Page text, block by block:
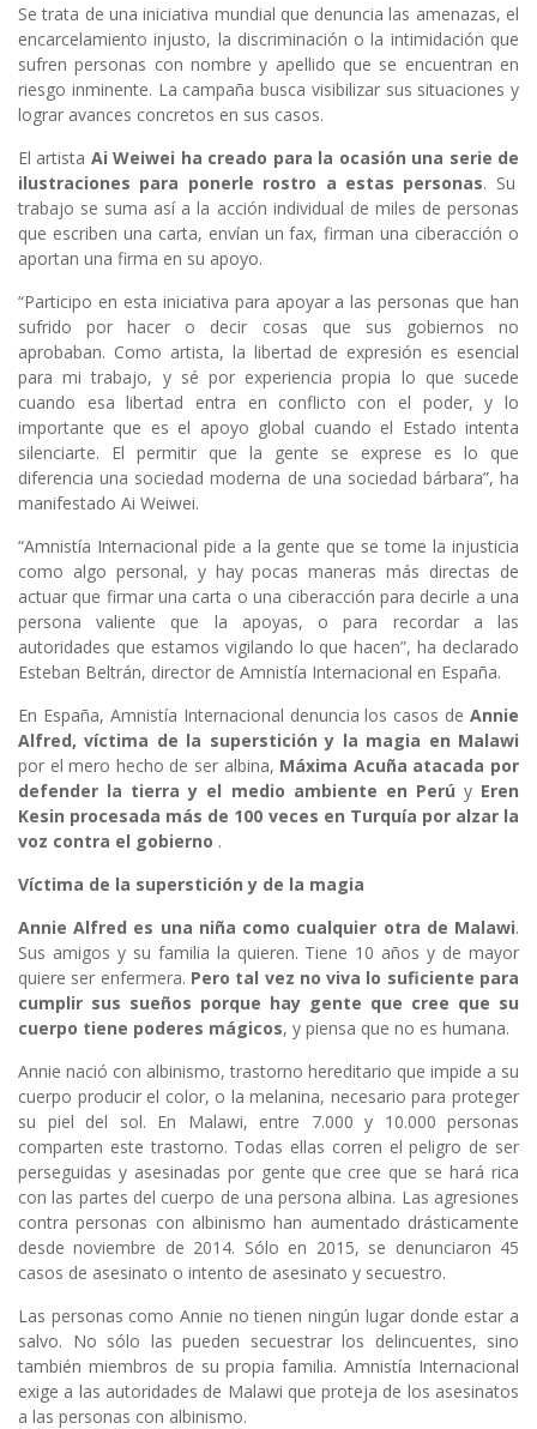
Se trata de una iniciativa mundial que denuncia las amenazas, el
encarcelamiento injusto, la discriminación o la intimidación que
sufren personas con nombre y apellido que se encuentran en
riesgo inminente. La campaña busca visibilizar sus situaciones y
lograr avances concretos en sus casos.
El artista Ai Weiwei ha creado para la ocasión una serie de
ilustraciones para ponerle rostro a estas personas. Su
trabajo se suma así a la acción individual de miles de personas
que escriben una carta, envían un fax, firman una ciberacción o
aportan una firma en su apoyo.
“Participo en esta iniciativa para apoyar a las personas que han
sufrido por hacer o decir cosas que sus gobiernos no
aprobaban. Como artista, la libertad de expresión es esencial
para mi trabajo, y sé por experiencia propia lo que sucede
cuando esa libertad entra en conflicto con el poder, y lo
importante que es el apoyo global cuando el Estado intenta
silenciarte. El permitir que la gente se exprese es lo que
diferencia una sociedad moderna de una sociedad bárbara”, ha
manifestado Ai Weiwei.
“Amnistía Internacional pide a la gente que se tome la injusticia
como algo personal, y hay pocas maneras más directas de
actuar que firmar una carta o una ciberacción para decirle a una
persona valiente que la apoyas, o para recordar a las
autoridades que estamos vigilando lo que hacen”, ha declarado
Esteban Beltrán, director de Amnistía Internacional en España.
En España, Amnistía Internacional denuncia los casos de Annie
Alfred,víctima de la superstición y la magia en Malawi
por el mero hecho de ser albina, Máxima Acuña atacada por
defender la tierra y el medio ambiente en Perú y Eren
Kesin procesada más de 100 veces en Turquía por alzar la
voz contra el gobierno .
Víctima de la superstición y de la magia
Annie Alfred es una niña como cualquier otra de Malawi.
Sus amigos y su familia la quieren. Tiene 10 años y de mayor
quiere ser enfermera. Pero tal vez no viva lo suficiente para
cumplir sus sueños porque hay gente que cree que su
cuerpo tiene poderes mágicos, y piensa que no es humana.
Annie nació con albinismo, trastorno hereditario que impide a su
cuerpo producir el color, o la melanina, necesario para proteger
su piel del sol. En Malawi, entre 7.000 y 10.000 personas
comparten este trastorno. Todas ellas corren el peligro de ser
perseguidas y asesinadas por gente que cree que se hará rica
con las partes del cuerpo de una persona albina. Las agresiones
contra personas con albinismo han aumentado drásticamente
desde noviembre de 2014. Sólo en 2015, se denunciaron 45
casos de asesinato o intento de asesinato y secuestro.
Las personas como Annie no tienen ningún lugar donde estar a
salvo. No sólo las pueden secuestrar los delincuentes, sino
también miembros de su propia familia. Amnistía Internacional
exige a las autoridades de Malawi que proteja de los asesinatos
a las personas con albinismo.